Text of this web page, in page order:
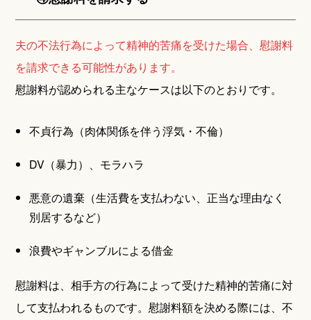
夫の不法行為によって精神的苦痛を受けた場合、慰謝料
を請求できる可能性があります。
慰謝料が認められる主なケースは以下のとおりです。
不貞行為（肉体関係を伴う浮気・不倫）
DV（暴力）、モラハラ
悪意の遺棄（生活費を支払わない、正当な理由なく
別居するなど）
浪費やギャンブルによる借金
慰謝料は、相手方の行為によって受けた精神的苦痛に対
して支払われるものです。慰謝料額を決める際には、不